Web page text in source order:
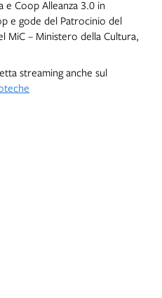
e Coop Alleanza 3.0 in
e gode del Patrocinio del
– Ministero della Cultura,
streaming anche sul